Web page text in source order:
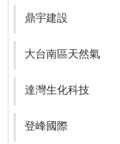
鼎宇建設
大台南區天然氣
達灣生化科技
登峰國際